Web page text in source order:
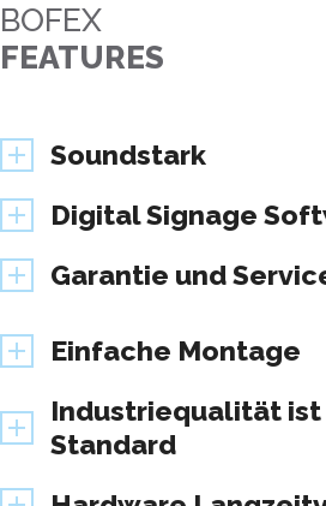
BOFEX
FEATURES
Soundstark
Digital Signage
Garantie und
Einfache Montage
Industriequalität ist
Standard